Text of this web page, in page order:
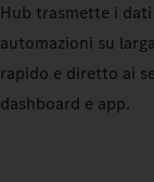
Hub trasmette i
automazioni su
rapido e diretto ai
dashboard e app.